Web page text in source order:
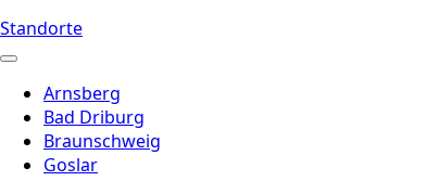
Standorte
Arnsberg
Bad Driburg
Braunschweig
Goslar